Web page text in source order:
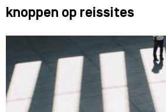
knoppen op reissites